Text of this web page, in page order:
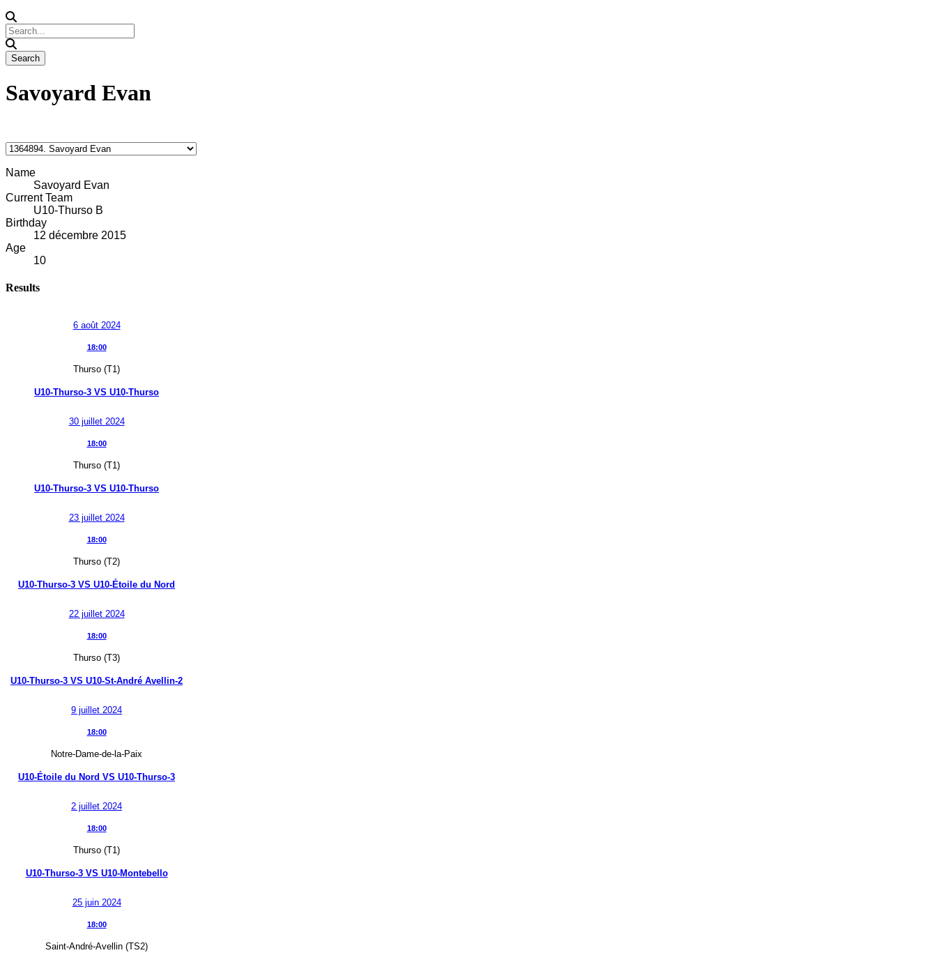
Savoyard Evan
Name
Savoyard Evan
Current Team
U10-Thurso B
Birthday
12 décembre 2015
Age
10
Results
6 août 2024
18:00
Thurso (T1)
U10-Thurso-3 VS U10-Thurso
30 juillet 2024
18:00
Thurso (T1)
U10-Thurso-3 VS U10-Thurso
23 juillet 2024
18:00
Thurso (T2)
U10-Thurso-3 VS U10-Étoile du Nord
22 juillet 2024
18:00
Thurso (T3)
U10-Thurso-3 VS U10-St-André Avellin-2
9 juillet 2024
18:00
Notre-Dame-de-la-Paix
U10-Étoile du Nord VS U10-Thurso-3
2 juillet 2024
18:00
Thurso (T1)
U10-Thurso-3VS U10-Montebello
25 juin 2024
18:00
Saint-André-Avellin (TS2)